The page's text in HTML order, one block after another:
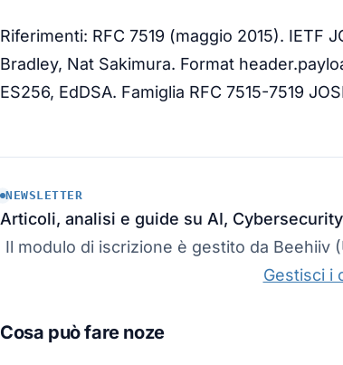
Riferimenti: RFC 7519 (maggio 2015). IETF
Bradley, Nat Sakimura. Format
ES256, EdDSA. Famiglia RFC 7515-7519
NEWSLETTER
Articoli, analisi e guide su AI,
Il modulo di iscrizione è gestito da Beehiiv
Gestisci i